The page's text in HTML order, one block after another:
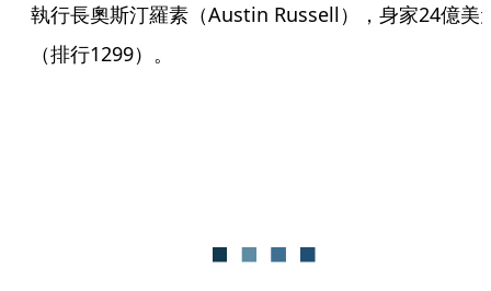
執行長奧斯汀羅素（Austin Russell），身家24億美
（排行1299）。